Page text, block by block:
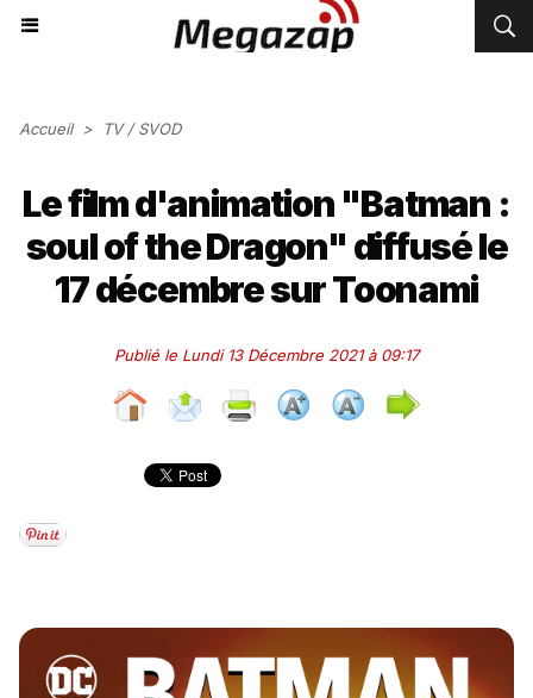
Accueil > TV / SVOD
Le film d'animation "Batman :
soul of the Dragon" diffusé le
17 décembre sur Toonami
Publié le Lundi 13 Décembre 2021 à 09:17